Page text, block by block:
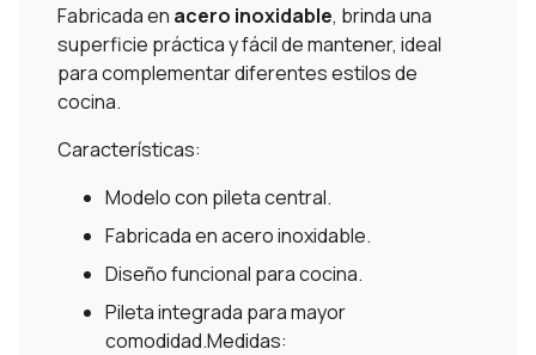
Fabricada en acero inoxidable, brinda una
superficie práctica y fácil de mantener, ideal
para complementar diferentes estilos de
cocina.
Características:
Modelo con pileta central.
Fabricada en acero inoxidable.
Diseño funcional para cocina.
Pileta integrada para mayor
comodidad.Medidas: